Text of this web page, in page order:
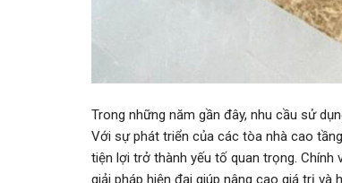
Trong những năm gần đây, nhu cầu sử
Với sự phát triển của các tòa nhà cao
tiện lợi trở thành yếu tố quan trọng. Chính
giải pháp hiện đại giúp nâng cao giá trị và